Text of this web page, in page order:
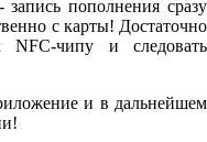
запись пополнения сразу
с карты! Достаточно
NFC-чипу и следовать
и в дальнейшем